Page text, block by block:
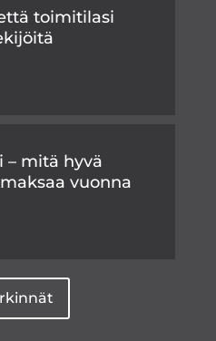
toimitilasi
– mitä hyvä
vuonna